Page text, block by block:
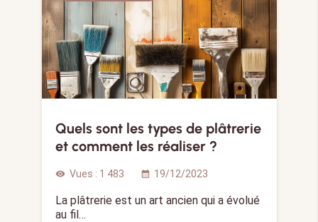
Quels sont les types de plâtrerie
et comment les réaliser ?
visibility Vues : 1 483 calendar_month 19/12/2023
La plâtrerie est un art ancien qui a évolué
au fil…